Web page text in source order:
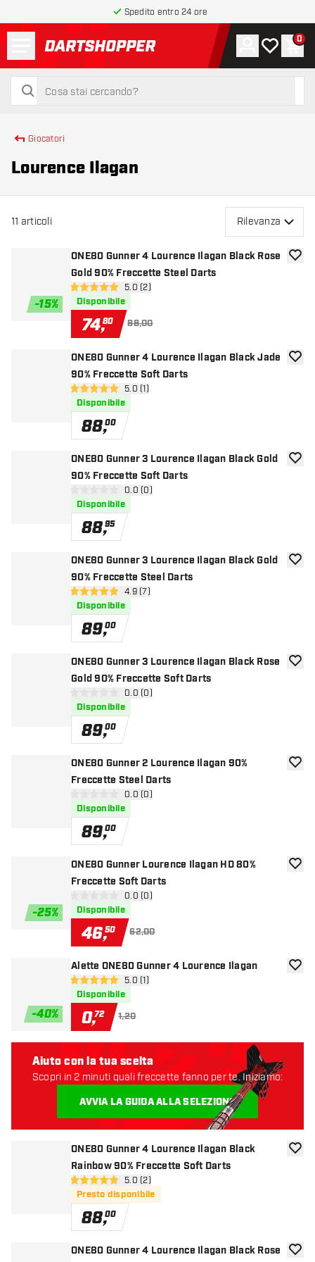
Spedito entro 24 ore
torna alla home page
cerca
cerca
Account
La mia0
Giocatori
Lourence Ilagan
11 articoli Rilevanza
-15%
ONE80 Gunner 4 Lourence Ilagan Black Rose
Gold 90% Freccette Steel Darts
apri pannello recensioni
5 stelle di valutazione
5.0 (2)
Disponibile
74,80 88,00
ONE80 Gunner 4 Lourence Ilagan Black Jade
90% Freccette Soft Darts
apri pannello recensioni
5 stelle di valutazione
5.0 (1)
Disponibile
88,00
ONE80 Gunner 3 Lourence Ilagan Black Gold
90% Freccette Soft Darts
apri pannello recensioni
0 stelle di valutazione
0.0 (0)
Disponibile
88,95
ONE80 Gunner 3 Lourence Ilagan Black Gold
90% Freccette Steel Darts
apri pannello recensioni
4.9 stelle di valutazione
4.9 (7)
Disponibile
89,00
ONE80 Gunner 3 Lourence Ilagan Black Rose
Gold 90% Freccette Soft Darts
apri pannello recensioni
0 stelle di valutazione
0.0 (0)
Disponibile
89,00
ONE80 Gunner 2 Lourence Ilagan 90%
Freccette Steel Darts
apri pannello recensioni
0 stelle di valutazione
0.0 (0)
Disponibile
89,00
-25%
ONE80 Gunner Lourence Ilagan HD 80%
Freccette Soft Darts
apri pannello recensioni
0 stelle di valutazione
0.0 (0)
Disponibile
46,50 62,00
-40%
Alette ONE80 Gunner 4 Lourence Ilagan
apri pannello recensioni
5 stelle di valutazione
5.0 (1)
Disponibile
0,72 1,20
ONE80 Gunner 4 Lourence Ilagan Black
Rainbow 90% Freccette Soft Darts
apri pannello recensioni
5 stelle di valutazione
5.0 (2)
Presto disponibile
88,00
ONE80 Gunner 4 Lourence Ilagan Black Rose
Aiuto con la tua scelta
Scopri in 2 minuti quali freccette fanno per te. Iniziamo:
AVVIA LA GUIDA ALLA SELEZIONE